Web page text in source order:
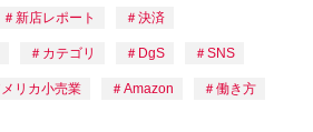
新店レポート 決済
カテゴリ DgS SNS
リカ小売業 Amazon 働き方